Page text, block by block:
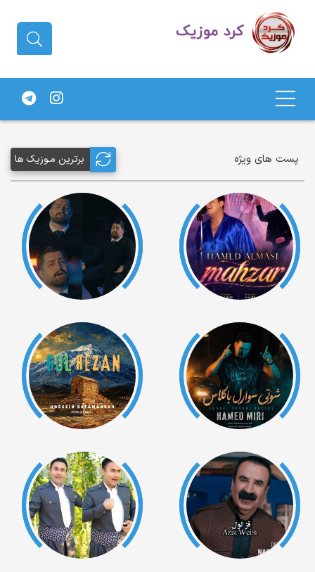
های کردی
پست های ویژه برترین مـوزیک ها